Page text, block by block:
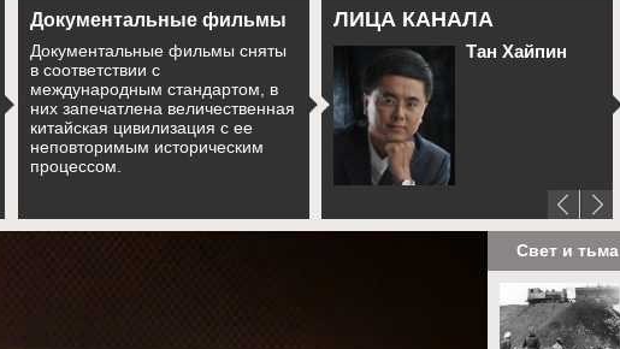
Документальные фильмы
Документальные фильмы сняты
в соответствии с
международным стандартом, в
них запечатлена величественная
китайская цивилизация с ее
неповторимым историческим
процессом.
ЛИЦА КАНАЛА
Тан Хайпин
Свет и тьма